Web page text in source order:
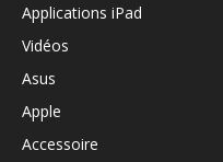
Applications iPad
Vidéos
Asus
Apple
Accessoire